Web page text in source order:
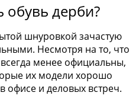
#КРОССОВКИ
обувь дерби?
шнуровкой зачастую
Несмотря на то, что
менее официальны,
их модели хорошо
офисе и деловых встреч.